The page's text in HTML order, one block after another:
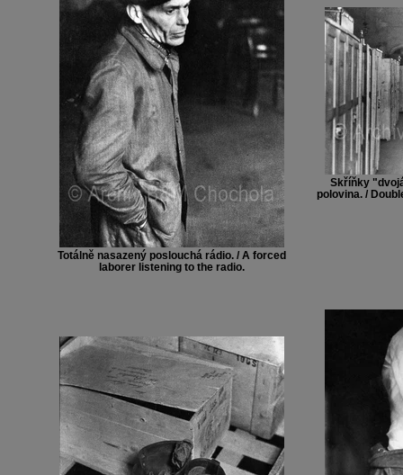
Totálně nasazený poslouchá rádio. / A forced
laborer listening to the radio.
Skříňky
polovina. /